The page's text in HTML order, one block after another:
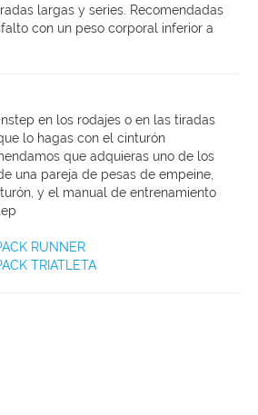
largas y series. Recomendadas
con un peso corporal inferior a
en los rodajes o en las tiradas
lo hagas con el cinturón
que adquieras uno de los
una pareja de pesas de empeine,
y el manual de entrenamiento
RUNNER
TRIATLETA